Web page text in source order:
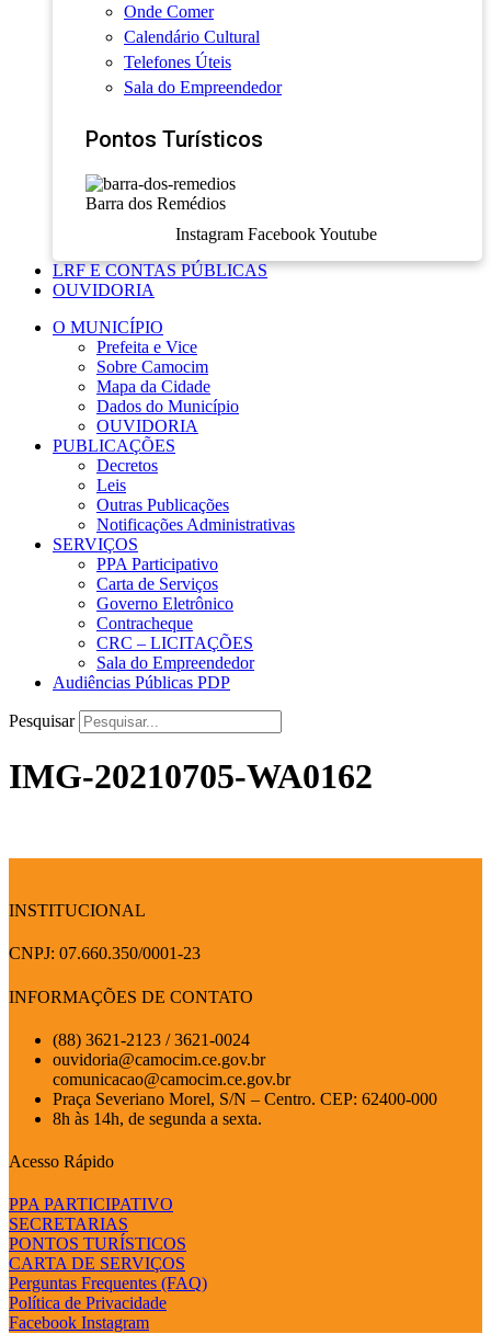
Onde Comer
Calendário Cultural
Telefones Úteis
Sala do Empreendedor
Pontos Turísticos
Barra dos Remédios
Instagram Facebook Youtube
LRF E CONTAS PÚBLICAS
OUVIDORIA
O MUNICÍPIO
Prefeita e Vice
Sobre Camocim
Mapa da Cidade
Dados do Município
OUVIDORIA
PUBLICAÇÕES
Decretos
Leis
Outras Publicações
Notificações Administrativas
SERVIÇOS
PPA Participativo
Carta de Serviços
Governo Eletrônico
Contracheque
CRC – LICITAÇÕES
Sala do Empreendedor
Audiências Públicas PDP
Pesquisar
IMG-20210705-WA0162
INSTITUCIONAL
CNPJ: 07.660.350/0001-23
INFORMAÇÕES DE CONTATO
(88) 3621-2123 / 3621-0024
ouvidoria@camocim.ce.gov.br
comunicacao@camocim.ce.gov.br
Praça Severiano Morel, S/N – Centro. CEP: 62400-000
8h às 14h, de segunda a sexta.
Acesso Rápido
PPA PARTICIPATIVO
SECRETARIAS
PONTOS TURÍSTICOS
CARTA DE SERVIÇOS
Perguntas Frequentes (FAQ)
Política de Privacidade
Facebook Instagram